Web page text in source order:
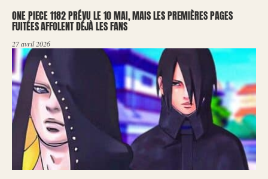
ONE PIECE 1182 PRÉVU LE 10 MAI, MAIS LES PREMIÈRES PAGES
FUITÉES AFFOLENT DÉJÀ LES FANS
27 avril 2026